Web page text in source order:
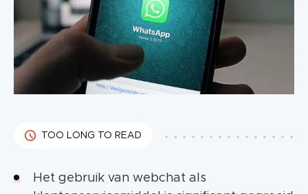
TOO LONG TO READ
Het gebruik van webchat als